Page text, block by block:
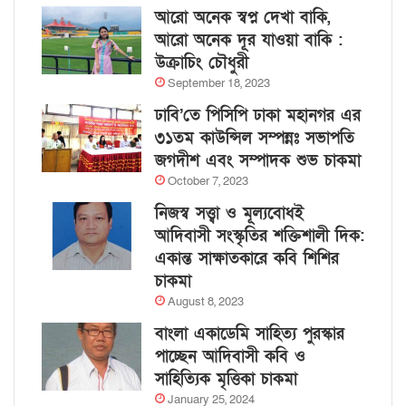
আরো অনেক স্বপ্ন দেখা বাকি,
আরো অনেক দূর যাওয়া বাকি :
উক্রাচিং চৌধুরী
September 18, 2023
ঢাবি’তে পিসিপি ঢাকা মহানগর এর
৩১তম কাউন্সিল সম্পন্নঃ সভাপতি
জগদীশ এবং সম্পাদক শুভ চাকমা
October 7, 2023
নিজস্ব সত্ত্বা ও মূল্যবোধই
আদিবাসী সংস্কৃতির শক্তিশালী দিক:
একান্ত সাক্ষাতকারে কবি শিশির
চাকমা
August 8, 2023
বাংলা একাডেমি সাহিত্য পুরস্কার
পাচ্ছেন আদিবাসী কবি ও
সাহিত্যিক মৃত্তিকা চাকমা
January 25, 2024